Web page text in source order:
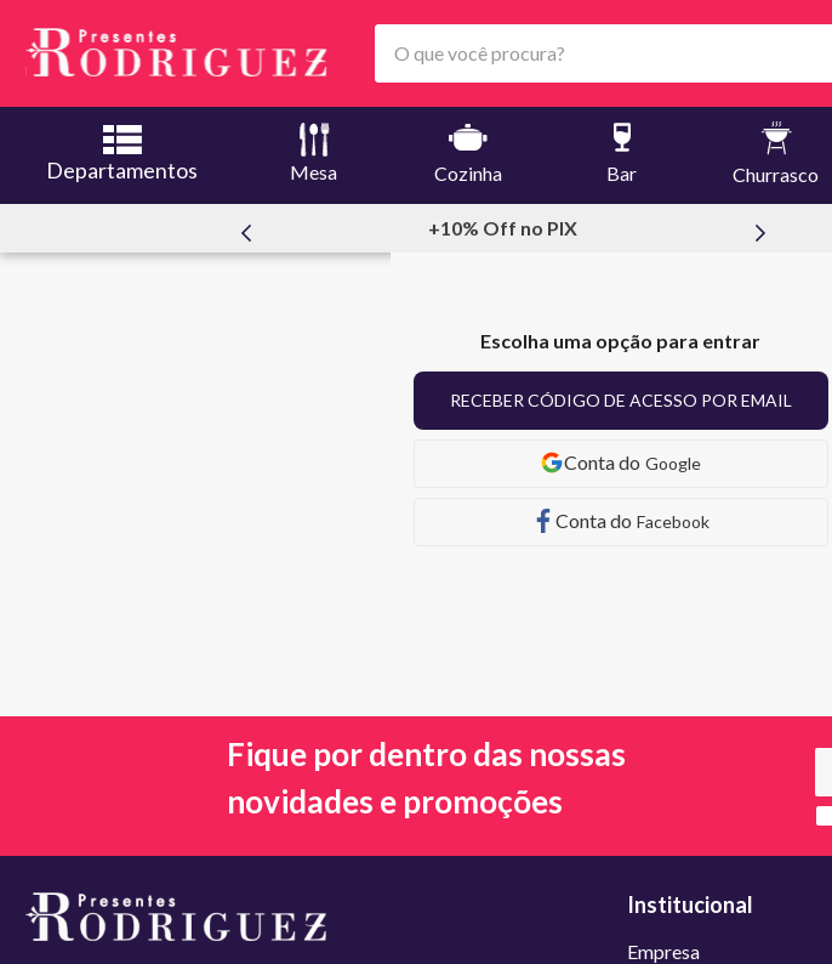
O que você procura?
Departamentos Mesa Cozinha Bar Churrasco
+10% Off no PIX
Escolha uma opção para entrar
RECEBER CÓDIGO DE ACESSO POR EMAIL
Google
Facebook
Fique por dentro das nossas
novidades e promoções
Institucional
Empresa